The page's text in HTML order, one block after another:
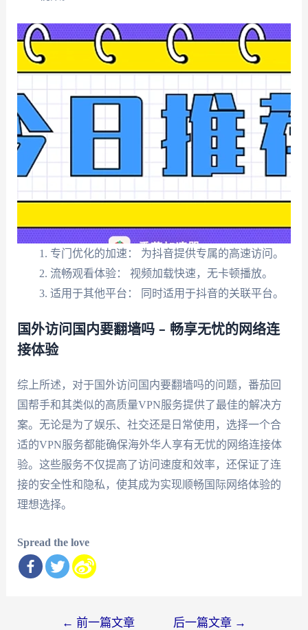
专门优化的加速： 为抖音提供专属的高速访问。
流畅观看体验： 视频加载快速，无卡顿播放。
适用于其他平台： 同时适用于抖音的关联平台。
国外访问国内要翻墙吗 – 畅享无忧的网络连
接体验
综上所述，对于国外访问国内要翻墙吗的问题，番茄回
国帮手和其类似的高质量VPN服务提供了最佳的解决方
案。无论是为了娱乐、社交还是日常使用，选择一个合
适的VPN服务都能确保海外华人享有无忧的网络连接体
验。这些服务不仅提高了访问速度和效率，还保证了连
接的安全性和隐私，使其成为实现顺畅国际网络体验的
理想选择。
Spread the love
← 前一篇文章 后一篇文章 →